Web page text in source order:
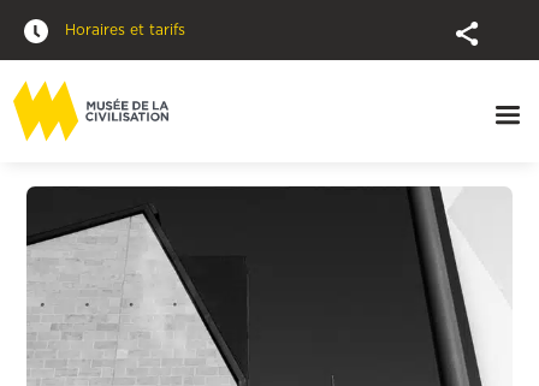
Horaires et tarifs